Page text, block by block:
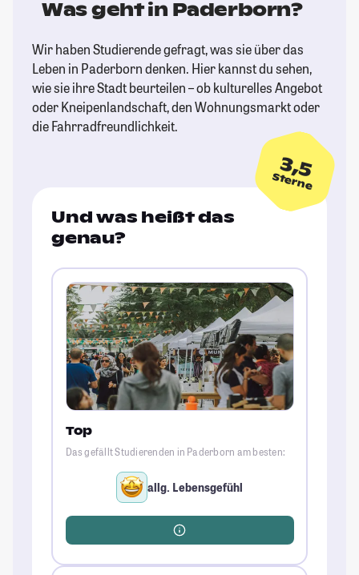
Was geht in Paderborn?
Wir haben Studierende gefragt, was sie über das
Leben in Paderborn denken. Hier kannst du sehen,
wie sie ihre Stadt beurteilen – ob kulturelles Angebot
oder Kneipenlandschaft, den Wohnungsmarkt oder
die Fahrradfreundlichkeit.
3,5
Sterne
Und was heißt das
genau?
Top
Das gefällt Studierenden in Paderborn am besten:
allg. Lebensgefühl